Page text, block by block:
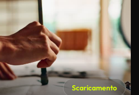
Scaricamento